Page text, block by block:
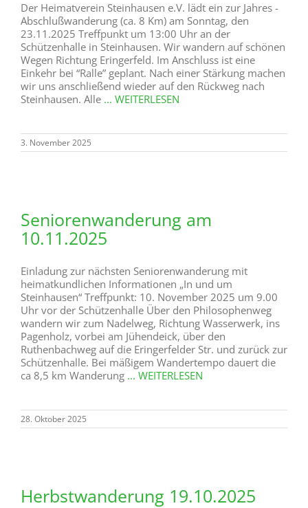
Der Heimatverein Steinhausen e.V. lädt ein zur Jahres -
Abschlußwanderung (ca. 8 Km) am Sonntag, den
23.11.2025 Treffpunkt um 13:00 Uhr an der
Schützenhalle in Steinhausen. Wir wandern auf schönen
Wegen Richtung Eringerfeld. Im Anschluss ist eine
Einkehr bei “Ralle” geplant. Nach einer Stärkung machen
wir uns anschließend wieder auf den Rückweg nach
Steinhausen. Alle ... WEITERLESEN
3. November 2025
Seniorenwanderung am
10.11.2025
Einladung zur nächsten Seniorenwanderung mit
heimatkundlichen Informationen „In und um
Steinhausen“ Treffpunkt: 10. November 2025 um 9.00
Uhr vor der Schützenhalle Über den Philosophenweg
wandern wir zum Nadelweg, Richtung Wasserwerk, ins
Pagenholz, vorbei am Jühendeick, über den
Ruthenbachweg auf die Eringerfelder Str. und zurück zur
Schützenhalle. Bei mäßigem Wandertempo dauert die
ca 8,5 km Wanderung ... WEITERLESEN
28. Oktober 2025
Herbstwanderung 19.10.2025